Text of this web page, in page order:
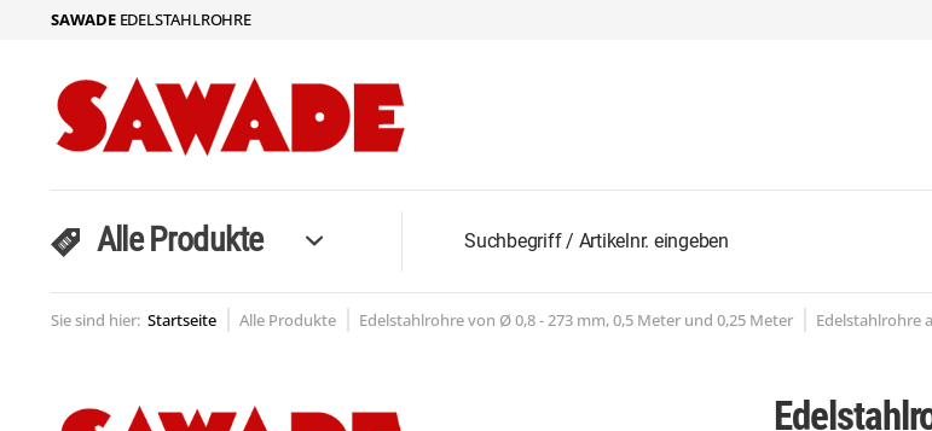
SAWADEEDELSTAHLROHRE
Alle Produkte
Sie sind hier: Startseite Alle Produkte Edelstahlrohre von Ø 0,8 - 273 mm, 0,5 Meter und 0,25 Meter Edelstahlrohre